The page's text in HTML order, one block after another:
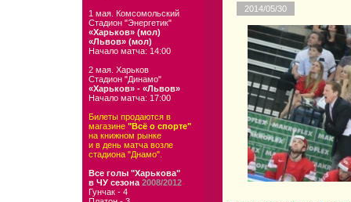
1 мая. Комсомольский
Стадион "Энергетик"
«Харьков» (мол)
«Львов» (мол)
Начало матча: 14:00
2 мая. Харьков
Стадион "Динамо"
«Харьков» - «Львов»
Начало матча: 17:00
Билеты продаются в
магазине "Всё о спорте"
на книжном рынке
и в день матча возле
стадиона "Днамо".
Все голы "Харькова"
в ЧУ сезона 2008/2012
Гунчак - 4
2014/05/30